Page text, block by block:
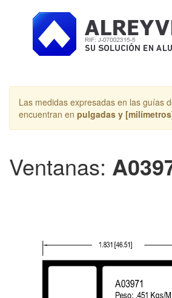
Las medidas expresadas en las guías
encuentran en pulgadas y
Ventanas: